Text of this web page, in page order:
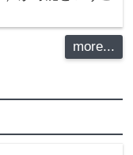
more...